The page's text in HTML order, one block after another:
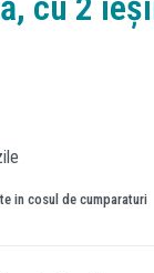
in cosul de cumparaturi